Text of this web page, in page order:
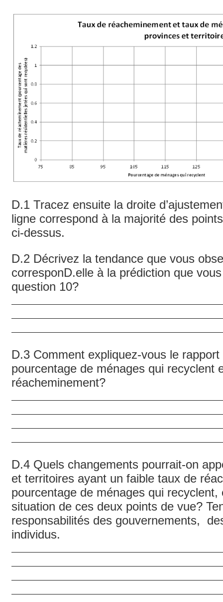
D.1 Tracez ensuite la droite
ligne correspond à la majorité des
ci‑dessus.
D.2 Décrivez la tendance que vous
corresponD.elle à la prédiction que
question 10?
D.3 Comment expliquez-vous le
pourcentage de ménages qui recyclent
réacheminement?
D.4 Quels changements pourrait-on
et territoires ayant un faible taux de
pourcentage de ménages qui recyclent,
situation de ces deux points de vue?
responsabilités des gouvernements,
individus.